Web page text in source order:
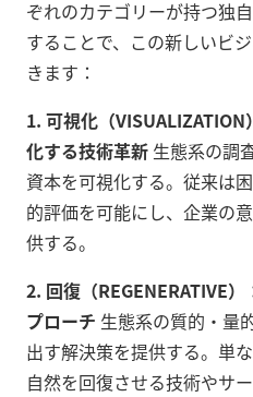
ぞれのカテゴリーが持つ独
することで、この新しいビ
きます：
1. 可視化（
化する技術革新 生態系の調
資本を可視化する。従来は
的評価を可能にし、企業の
供する。
2. 回復（REGENERATIVE
プローチ 生態系の質的・量
出す解決策を提供する。単
自然を回復させる技術やサ